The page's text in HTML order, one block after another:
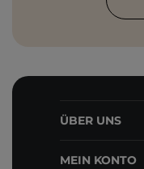
ÜBER UNS
MEIN KONTO